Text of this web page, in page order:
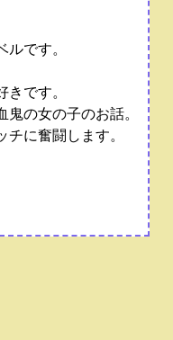
です。
です。
の女の子のお話。
に奮闘します。